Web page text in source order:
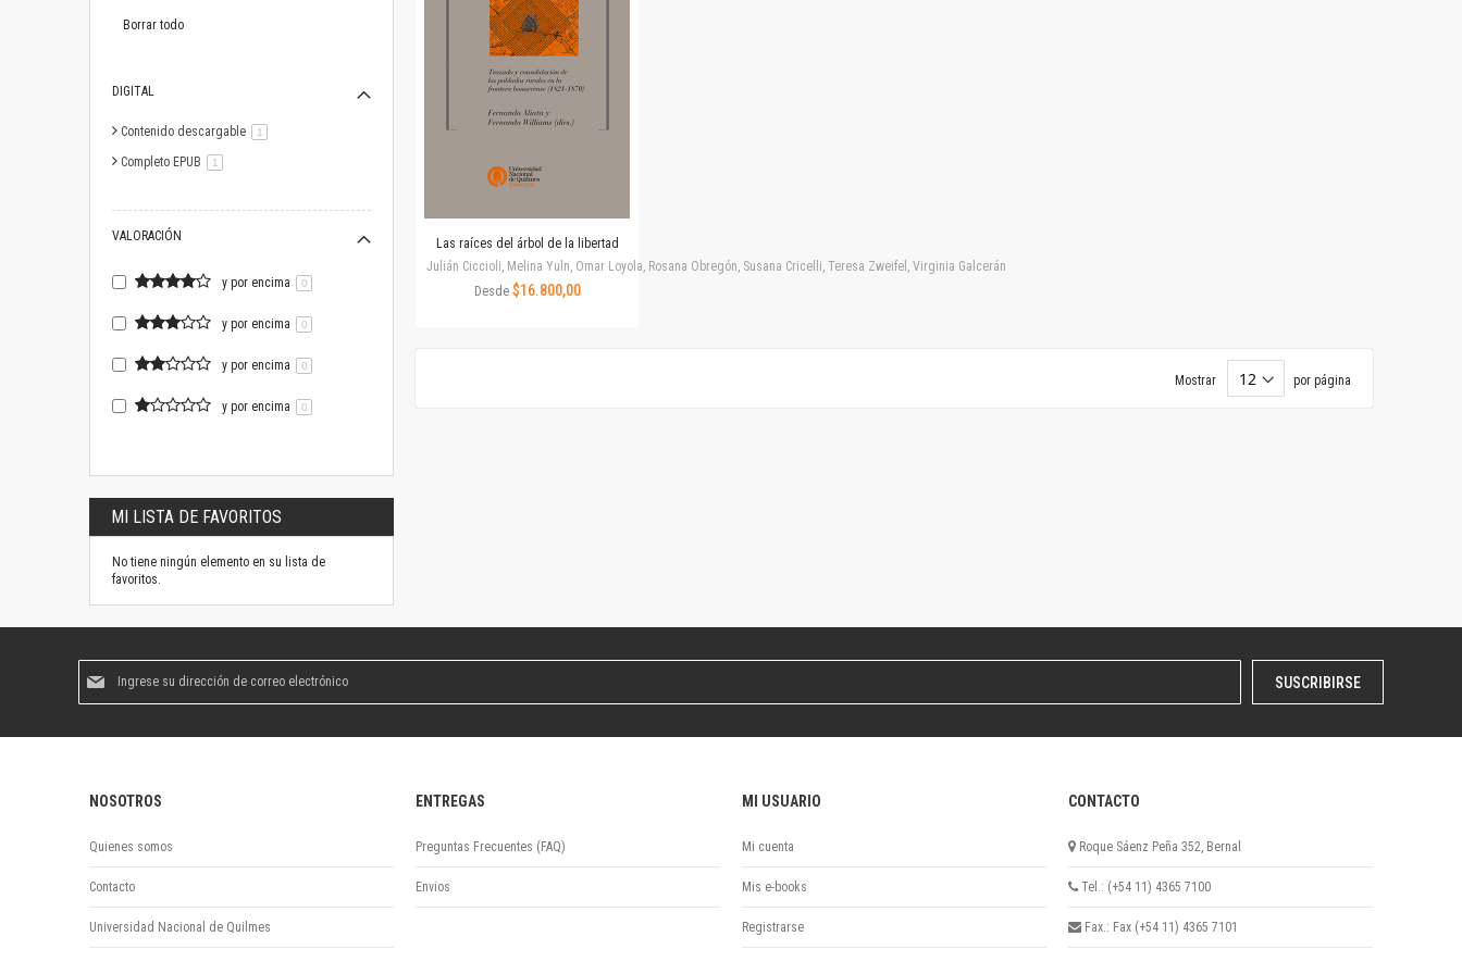
Revista de Ciencias Sociales. Segunda época
Fondo editorial
Coediciones
Jornadas académicas
Libros de arte
Intersecciones
Economía y Sociedad
Unidad de Publicaciones del Departamento de Ciencias Sociales
Tesis Grado
Las raíces del árbol de la libertad
Julián Ciccioli, Melina Yuln, Omar Loyola, Rosana Obregón, Susana Cricelli, Teresa Zweifel, Virginia Galcerán
Desde $16.800,00
Mostrar por página
artículo
Borrar todo
DIGITAL
Contenido descargable 1
Completo EPUB 1
VALORACIÓN
y por encima 0
y por encima 0
y por encima 0
y por encima 0
MI LISTA DE FAVORITOS
No tiene ningún elemento en su lista de
favoritos.
boletín
SUSCRIBIRSE
NOSOTROS
Quienes somos
Contacto
Universidad Nacional de Quilmes
ENTREGAS
Preguntas Frecuentes (FAQ)
Envios
MI USUARIO
Mi cuenta
Mis e-books
Registrarse
CONTACTO
Roque Sáenz Peña 352, Bernal
Tel.: (+54 11) 4365 7100
Fax.: Fax (+54 11) 4365 7101